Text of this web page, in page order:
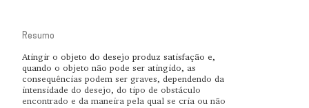
Resumo
Atingir o objeto do desejo produz satisfação e,
quando o objeto não pode ser atingido, as
consequências podem ser graves, dependendo da
intensidade do desejo, do tipo de obstáculo
encontrado e da maneira pela qual se cria ou não